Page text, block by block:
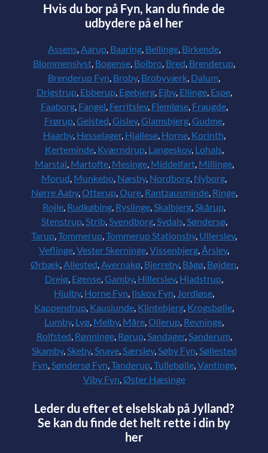
Hvis du bor på Fyn, kan du finde de
udbydere på el her
Assens, Aarup, Baaring, Bellinge, Birkende,
Blommenslyst Bogense Bolbro Bred Brenderup
Brenderup Fyn Broby, Brobyværk Dalum
Drigstrup, Ebberup, Egebjerg, Ejby, Ellinge, Espe,
Faaborg, Fangel Ferritslev, Flemløse, Fraugde,
Frørup, Gelsted Gislev, Glamsbjerg, Gudme,
Haarby, Hesselager, Hjallese, Horne, Korinth
Kerteminde, Kværndrup, Langeskov, Lohals,
Marstal Martofte, Mesinge, Middelfart, Millinge,
Morud Munkebo Næsby, Nordborg Nyborg
Nørre Aaby, Otterup, Oure, Rantzausminde, Ringe,
Rojle Rudkøbing Ryslinge Skalbjerg Skårup
Stenstrup, Strib, Svendborg, Sydals, Søndersø,
Tarup Tommerup Tommerup Stationsby, Ullerslev,
Veflinge Vester Skerninge Vissenbjerg Årslev,
Ørbæk, Allested Avernakø, Bjerreby, Bågø, Bøjden
Drejø Egense Gamby, Hillerslev, Hjadstrup
Hjulby, Horne Fyn Ilskov Fyn Jordløse
Kappendrup Kauslunde Klintebjerg Krogsbølle
Lumby, Lyø Melby, Måre Ollerup Revninge
Rolfsted Rønninge, Rørup, Sandager, Sanderum
Skamby, Skeby, Snave, Særslev, Søby Fyn Søllested
Fyn Søndersø Fyn Tanderup, Tullebølle, Vantinge,
Viby Fyn Øster Hæsinge
Leder du efter et elselskab på Jylland?
Se kan du finde det helt rette i din by
her